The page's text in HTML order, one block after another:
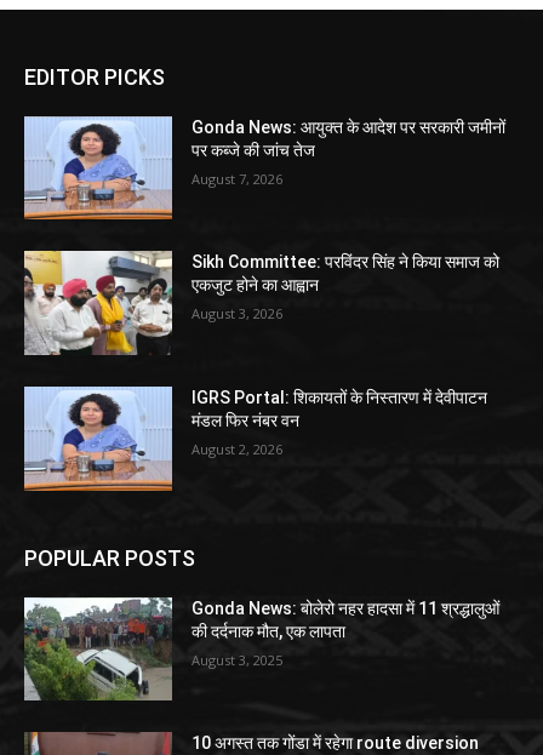
EDITOR PICKS
Gonda News: आयुक्त के आदेश पर सरकारी जमीनों
पर कब्जे की जांच तेज
August 7, 2026
Sikh Committee: परविंदर सिंह ने किया समाज को
एकजुट होने का आह्वान
August 3, 2026
IGRS Portal: शिकायतों के निस्तारण में देवीपाटन
मंडल फिर नंबर वन
August 2, 2026
POPULAR POSTS
Gonda News: बोलेरो नहर हादसा में 11 श्रद्धालुओं
की दर्दनाक मौत, एक लापता
August 3, 2025
10 अगस्त तक गोंडा में रहेगा route diversion